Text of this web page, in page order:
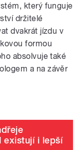
který funguje
držitelé
dvakrát jízdu v
formou
absolvuje také
a na závěr
existují i lepší